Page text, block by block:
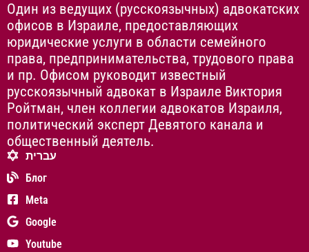
Один из ведущих (русскоязычных) адвокатских
офисов в Израиле, предоставляющих
юридические услуги в области семейного
права, предпринимательства, трудового права
и пр. Офисом руководит известный
русскоязычный адвокат в Израиле Виктория
Ройтман, член коллегии адвокатов Израиля,
политический эксперт Девятого канала и
общественный деятель.
עברית
Блог
Meta
Google
Youtube